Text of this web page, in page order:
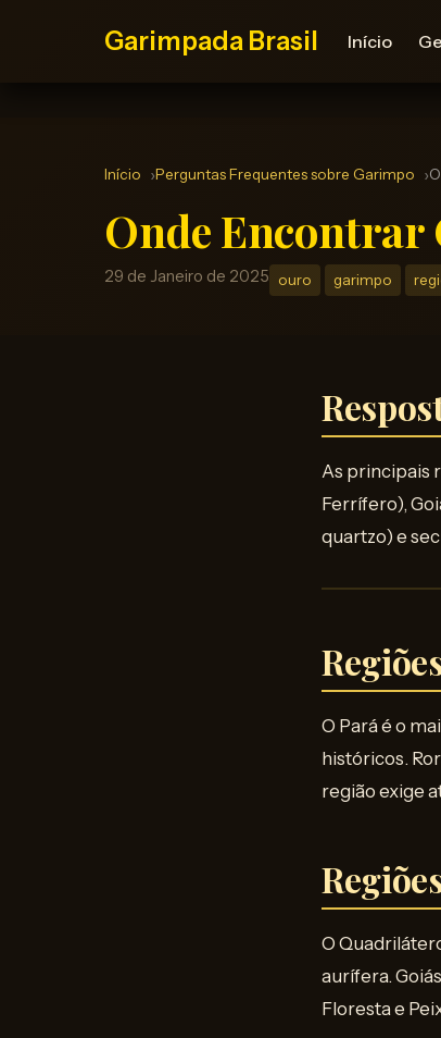
Garimpada Brasil Início
Início Perguntas Frequentes sobre Garimpo
Onde Encontrar
29 de Janeiro de 2025 ouro garimpo
As principais
Ferrífero),
quartzo) e
O Pará é o
históricos.
região exige
O
aurífera.
Floresta e